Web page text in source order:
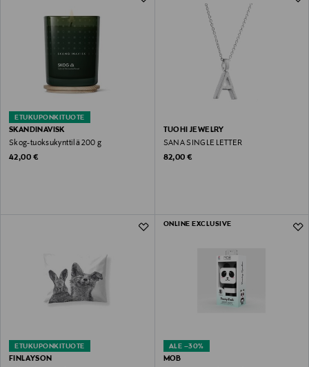
ETUKUPONKITUOTE
SKANDINAVISK
Skog-tuoksukynttilä 200 g
Original Price
42,00 €
TUOHI JEWELRY
SANA SINGLE LETTER
Original Price
82,00 €
ETUKUPONKITUOTE
FINLAYSON
ALE –30%
ONLINE EXCLUSIVE
MOB